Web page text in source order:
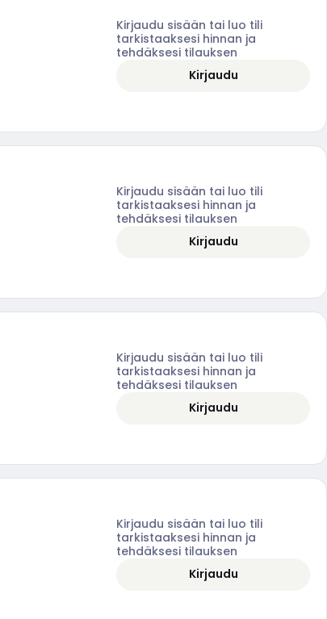
Kirjaudu sisään tai luo tili
tarkistaaksesi hinnan ja
tehdäksesi tilauksen
Kirjaudu
Kirjaudu sisään tai luo tili
tarkistaaksesi hinnan ja
tehdäksesi tilauksen
Kirjaudu
Kirjaudu sisään tai luo tili
tarkistaaksesi hinnan ja
tehdäksesi tilauksen
Kirjaudu
Kirjaudu sisään tai luo tili
tarkistaaksesi hinnan ja
tehdäksesi tilauksen
Kirjaudu